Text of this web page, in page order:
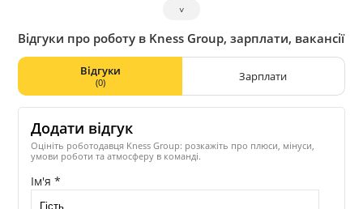
архітектури енергетики в Україні та світі.
KNESSteam — команда яскравих особистостей, які
наповнюють життя довкола теплом та світлом,
створюючи енергетику майбутнього.
˅
Відгуки про роботу в Kness Group, зарплати, вакансії
Відгуки
(0) Зарплати
Додати відгук
Оцініть роботодавця Kness Group: розкажіть про плюси, мінуси,
умови роботи та атмосферу в команді.
Ім'я *